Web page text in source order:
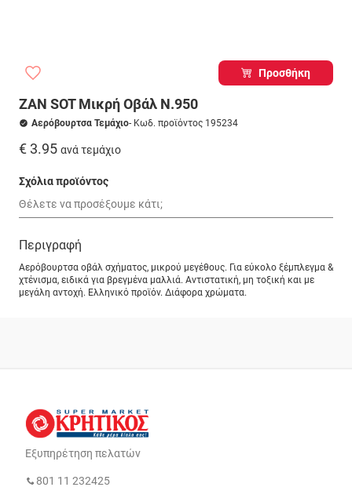
Προσθήκη
ZAN SOT Μικρή Οβάλ Ν.950
Αερόβουρτσα Τεμάχιο- Κωδ. προϊόντος 195234
€ 3.95 ανά τεμάχιο
Σχόλια προϊόντος
Περιγραφή
Αερόβουρτσα οβάλ σχήματος, μικρού μεγέθους. Για εύκολο ξέμπλεγμα &
χτένισμα, ειδικά για βρεγμένα μαλλιά. Αντιστατική, μη τοξική και με
μεγάλη αντοχή. Ελληνικό προϊόν. Διάφορα χρώματα.
Εξυπηρέτηση πελατών
801 11 232425